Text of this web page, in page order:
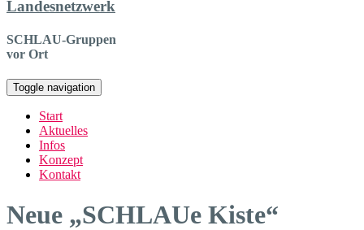
Landesnetzwerk
SCHLAU-Gruppen
vor Ort
Toggle navigation
Start
Aktuelles
Infos
Konzept
Kontakt
Neue „SCHLAUe Kiste“